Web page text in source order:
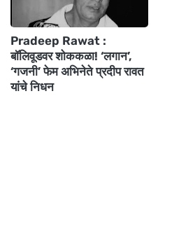
Pradeep Rawat :
बॉलिवूडवर शोककळा! ‘लगान’,
‘गजनी’ फेम अभिनेते प्रदीप रावत
यांचे निधन